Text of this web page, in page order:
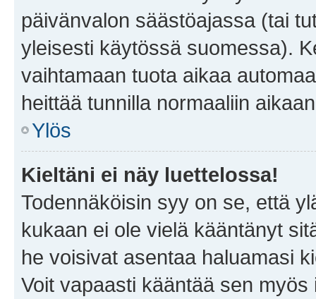
päivänvalon säästöajassa (tai
yleisesti käytössä suomessa).
vaihtamaan tuota aikaa
heittää tunnilla normaaliin
Ylös
Kieltäni ei näy luettelossa!
Todennäköisin syy on se, että
kukaan ei ole vielä kääntänyt
he voisivat asentaa haluamasi
Voit vapaasti kääntää sen